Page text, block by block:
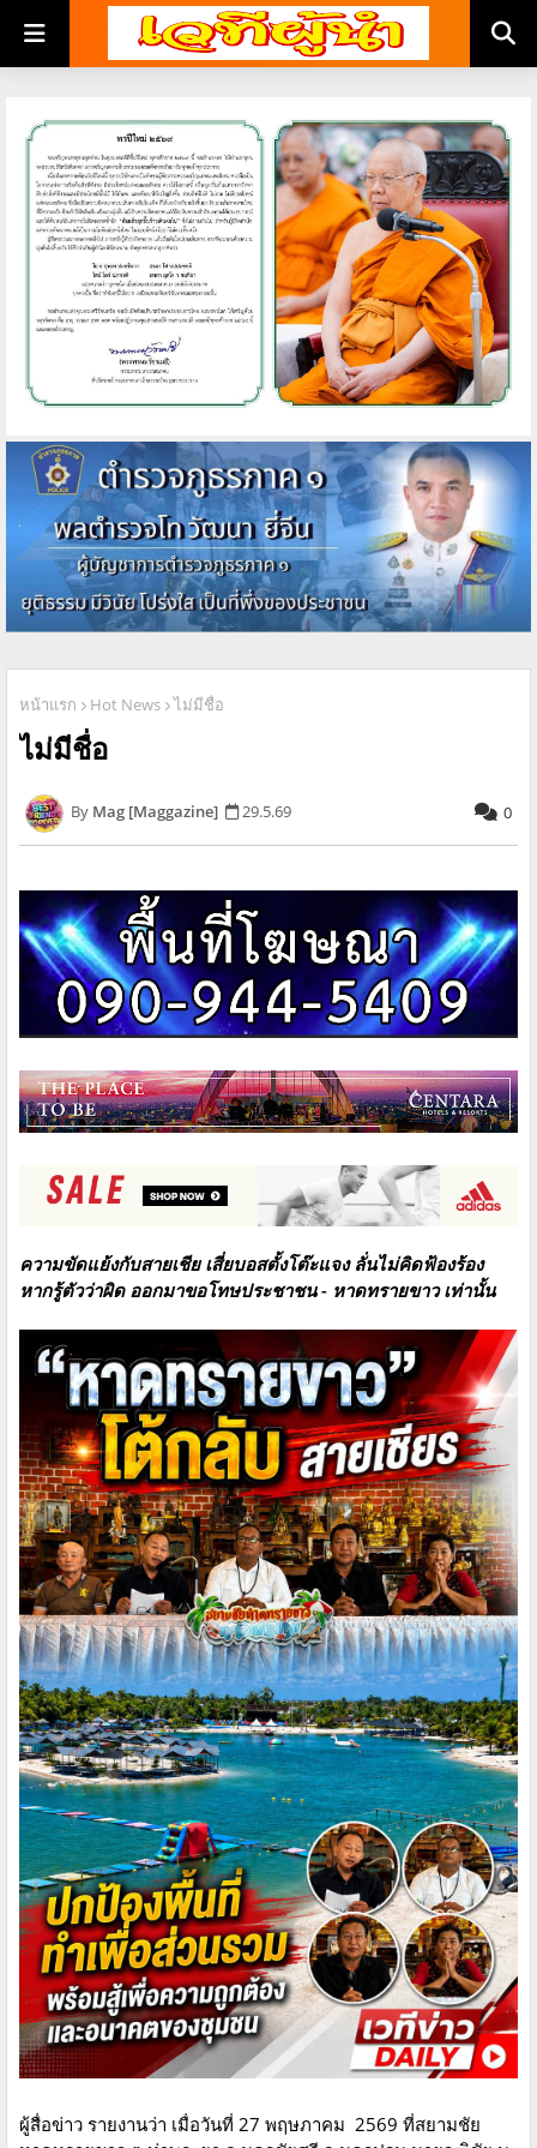
หน้าแรก Hot News ไม่มีชื่อ
ไม่มีชื่อ
Mag [Maggazine] 29.5.69 0
ความขัดแย้งกับสายเชียเสี่ยบอสตั้งโต๊ะแจง ลั่นไม่คิดฟ้องร้อง
หากรู้ตัวว่าผิด ออกมาขอโทษประชาชน - หาดทรายขาว เท่านั้น
ผู้สื่อข่าว รายงานว่า เมื่อวันที่ 27 พฤษภาคม 2569 ที่สยามชัย